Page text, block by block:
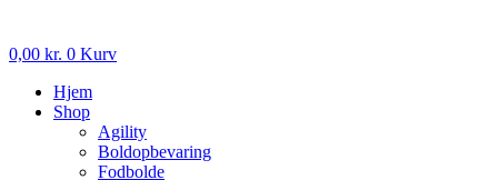
0,00 kr. 0 Kurv
Hjem
Shop
Agility
Boldopbevaring
Fodbolde